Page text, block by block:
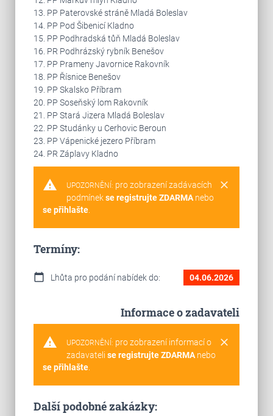
13. PP Paterovské stráně Mladá Boleslav
14. PP Pod Šibenicí Kladno
15. PP Podhradská tůň Mladá Boleslav
16. PR Podhrázský rybník Benešov
17. PP Prameny Javornice Rakovník
18. PP Řísnice Benešov
19. PP Skalsko Příbram
20. PP Soseňský lom Rakovník
21. PP Stará Jizera Mladá Boleslav
22. PP Studánky u Cerhovic Beroun
23. PP Vápenické jezero Příbram
24. PR Záplavy Kladno
warning clear
UPOZORNĚNÍ: pro zobrazení zadávacích
podmínekse registrujte ZDARMAnebo
se přihlašte.
Termíny:
calendar_today Lhůta pro podání nabídek do: 04.06.2026
Informace o zadavateli
warning clear
UPOZORNĚNÍ: pro zobrazení informací o
zadavateli se registrujte ZDARMAnebo
se přihlašte.
Další podobné zakázky: